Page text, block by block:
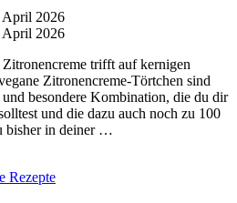
April 2026
April 2026
trifft auf kernigen
Zitronencreme-Törtchen sind
besondere Kombination, die du dir
und die dazu auch noch zu 100
bisher in deiner …
Rezepte